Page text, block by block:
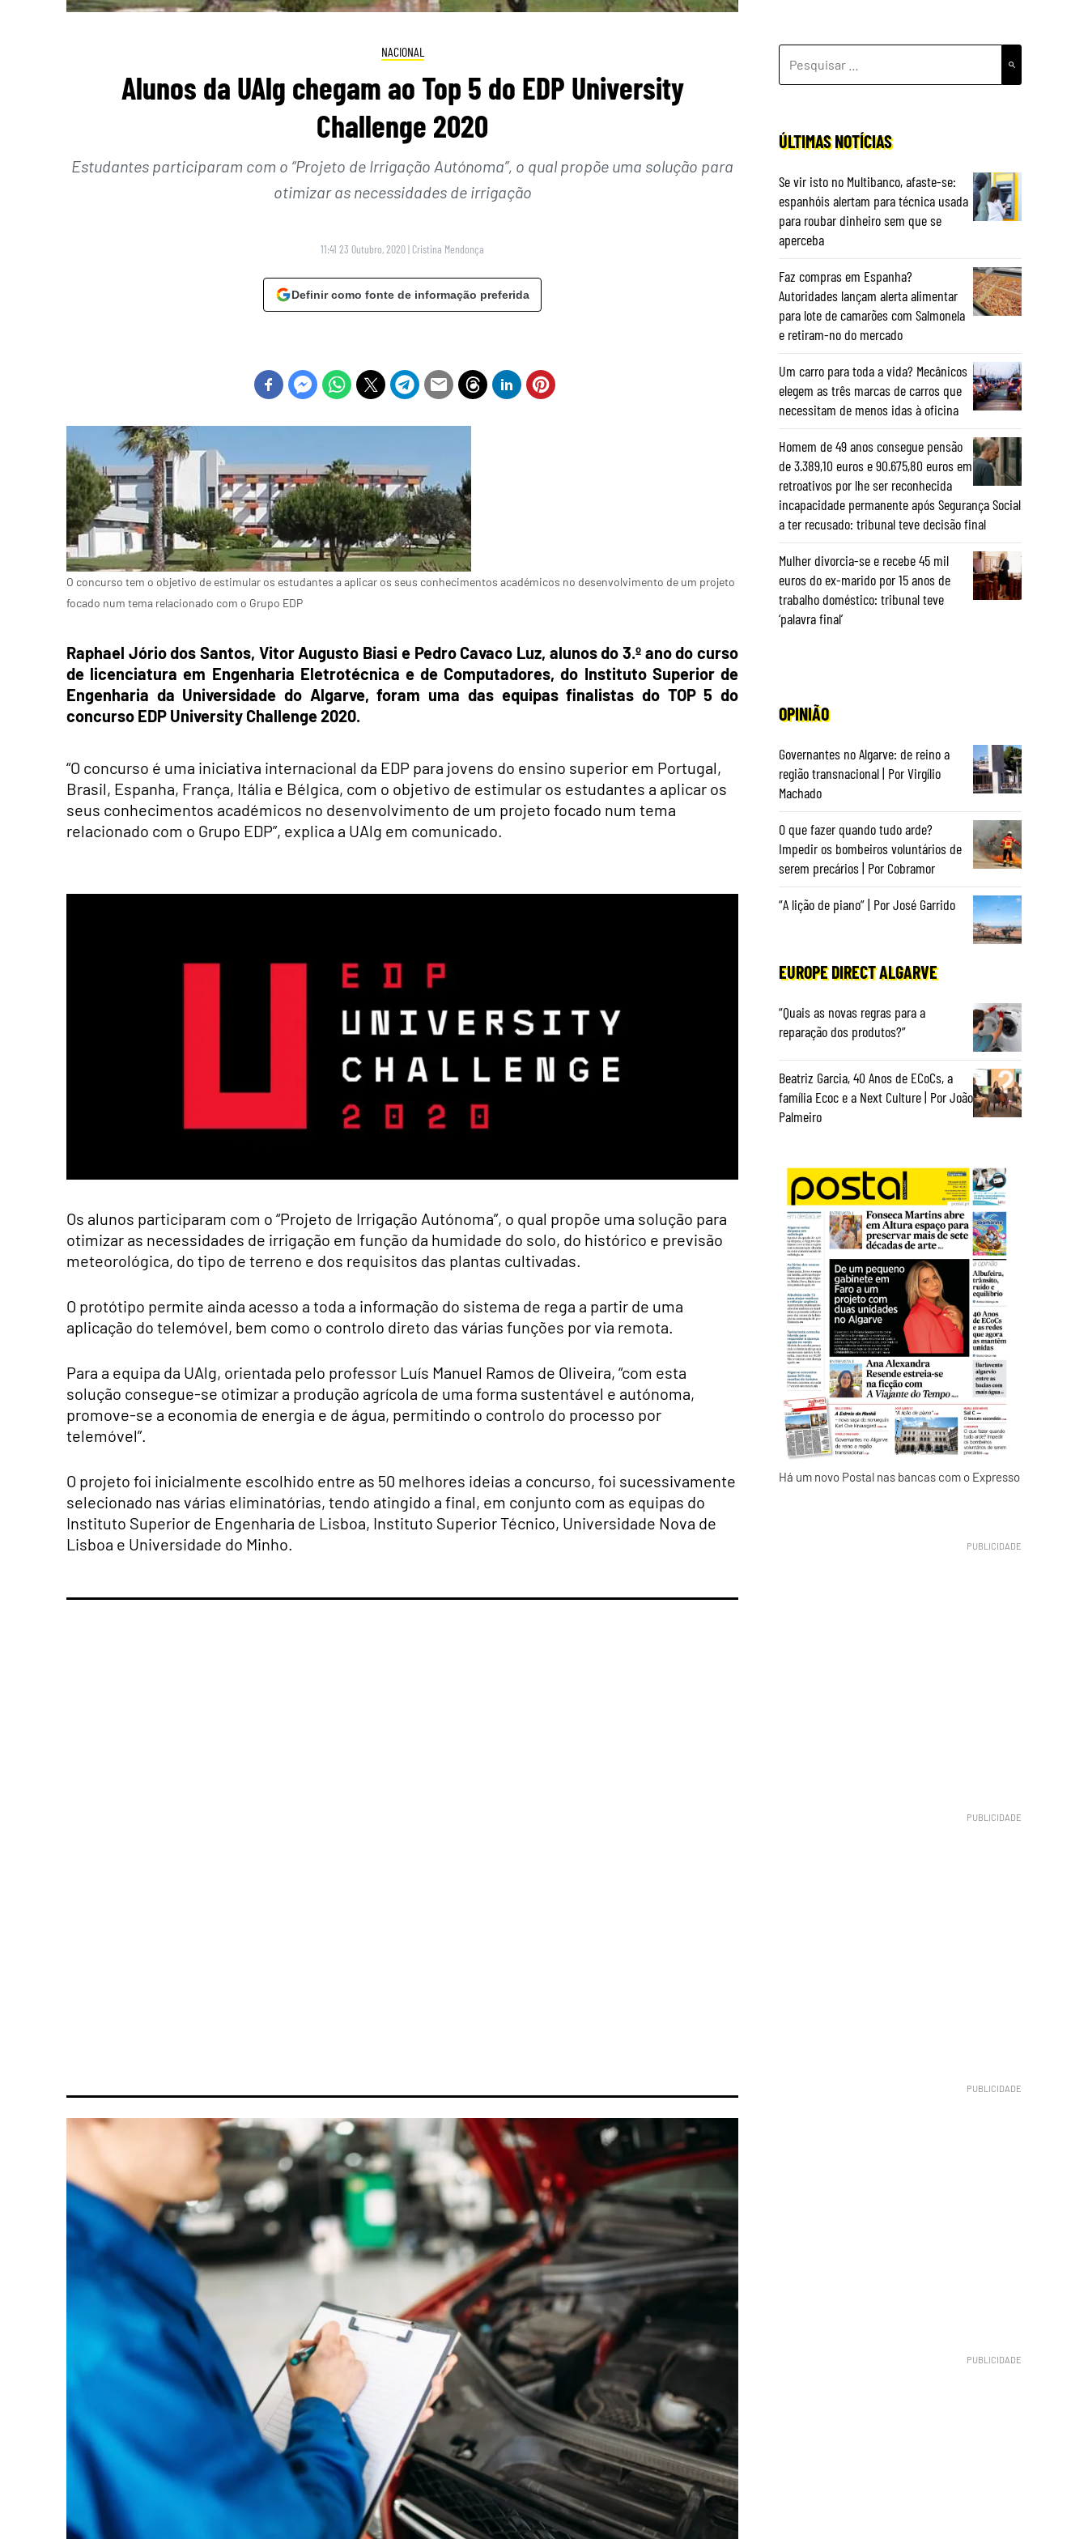
NACIONAL
Alunos da UAlg chegam ao Top 5 do EDP University
Challenge 2020
Estudantes participaram com o “Projeto de Irrigação Autónoma”, o qual propõe uma solução para
otimizar as necessidades de irrigação
11:41 23 Outubro, 2020| Cristina Mendonça
Definir como fonte de informação preferida
O concurso tem o objetivo de estimular os estudantes a aplicar os seus conhecimentos académicos no desenvolvimento de um projeto
focado num tema relacionado com o Grupo EDP
Raphael Jório dos Santos, Vitor Augusto Biasi e Pedro Cavaco Luz, alunos do 3.º ano do curso
de licenciatura em Engenharia Eletrotécnica e de Computadores, do Instituto Superior de
Engenharia da Universidade do Algarve, foram uma das equipas finalistas do TOP 5 do
concurso EDP University Challenge 2020.
“O concurso é uma iniciativa internacional da EDP para jovens do ensino superior em Portugal,
Brasil, Espanha, França, Itália e Bélgica, com o objetivo de estimular os estudantes a aplicar os
seus conhecimentos académicos no desenvolvimento de um projeto focado num tema
relacionado com o Grupo EDP”, explica a UAlg em comunicado.
Os alunos participaram com o “Projeto de Irrigação Autónoma”, o qual propõe uma solução para
otimizar as necessidades de irrigação em função da humidade do solo, do histórico e previsão
meteorológica, do tipo de terreno e dos requisitos das plantas cultivadas.
O protótipo permite ainda acesso a toda a informação do sistema de rega a partir de uma
aplicação do telemóvel, bem como o controlo direto das várias funções por via remota.
Para a equipa da UAlg, orientada pelo professor Luís Manuel Ramos de Oliveira, “com esta
solução consegue-se otimizar a produção agrícola de uma forma sustentável e autónoma,
promove-se a economia de energia e de água, permitindo o controlo do processo por
telemóvel”.
O projeto foi inicialmente escolhido entre as 50 melhores ideias a concurso, foi sucessivamente
selecionado nas várias eliminatórias, tendo atingido a final, em conjunto com as equipas do
Instituto Superior de Engenharia de Lisboa, Instituto Superior Técnico, Universidade Nova de
Lisboa e Universidade do Minho.
POR:
ÚLTIMAS NOTÍCIAS
Se vir isto no Multibanco, afaste-se:
espanhóis alertam para técnica usada
para roubar dinheiro sem que se
aperceba
Faz compras em Espanha?
Autoridades lançam alerta alimentar
para lote de camarões com Salmonela
e retiram-no do mercado
Um carro para toda a vida? Mecânicos
elegem as três marcas de carros que
necessitam de menos idas à oficina
Homem de 49 anos consegue pensão
de 3.389,10 euros e 90.675,80 euros em
retroativos por lhe ser reconhecida
incapacidade permanente após Segurança Social
a ter recusado: tribunal teve decisão final
Mulher divorcia-se e recebe 45 mil
euros do ex-marido por 15 anos de
trabalho doméstico: tribunal teve
‘palavra final’
OPINIÃO
Governantes no Algarve: de reino a
região transnacional | Por Virgílio
Machado
O que fazer quando tudo arde?
Impedir os bombeiros voluntários de
serem precários | Por Cobramor
“A lição de piano” | Por José Garrido
EUROPE DIRECT ALGARVE
“Quais as novas regras para a
reparação dos produtos?”
Beatriz Garcia, 40 Anos de ECoCs, a
família Ecoc e a Next Culture | Por João
Palmeiro
Há um novo Postal nas bancas com o Expresso